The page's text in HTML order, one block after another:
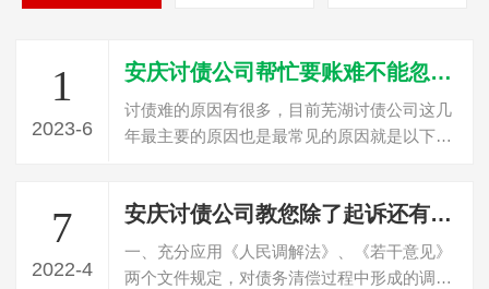
1
2023-6
安庆讨债公司帮忙要账难不能忽视的三个原因
讨债难的原因有很多，目前芜湖讨债公司这几
年最主要的原因也是最常见的原因就是以下三
7
2022-4
安庆讨债公司教您除了起诉还有哪些方法可以讨债？
一、充分应用《人民调解法》、《若干意见》
两个文件规定，对债务清偿过程中形成的调解